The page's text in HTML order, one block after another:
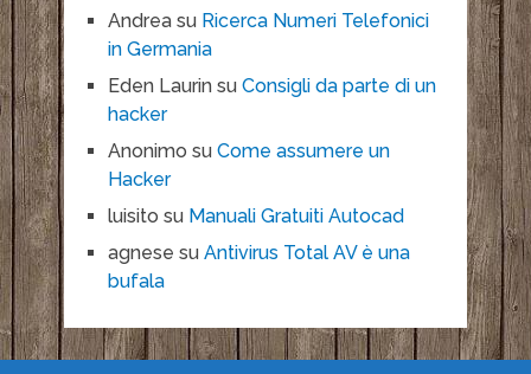
Andreasu Ricerca Numeri Telefonici
in Germania
Eden Laurinsu Consigli da parte di un
hacker
Anonimo su Come assumere un
Hacker
luisito su Manuali Gratuiti Autocad
agnese su Antivirus Total AV è una
bufala